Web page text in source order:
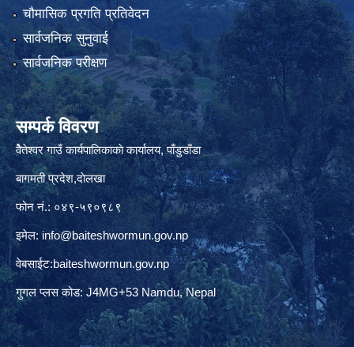
चौमासिक प्रगति प्रतिवेदन
सार्वजनिक सुनुवाई
सार्वजनिक परीक्षण
सम्पर्क विवरण
वैेतेश्वर गाउँ कार्यपालिकाकाे कार्यालय, पाँडुडाँडा
बागमती‌ प्रदेश,दाेलखा
फोन नं.: ०४९-५९०९८९
इमेल: info@baiteshwormun.gov.np
वेबसाईट:baiteshwormun.gov.np
गुगल प्लस कोड: J4MG+53 Namdu, Nepal